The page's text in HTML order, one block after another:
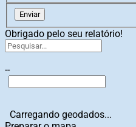
Enviar
Obrigado pelo seu relatório!
--
Carregando geodados...